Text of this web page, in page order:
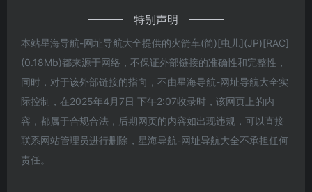
特别声明
本站星海导航-网址导航大全提供的火箭车(简)[虫儿](JP)[RAC]
(0.18Mb)都来源于网络，不保证外部链接的准确性和完整性，
同时，对于该外部链接的指向，不由星海导航-网址导航大全实
际控制，在2025年4月7日 下午2:07收录时，该网页上的内
容，都属于合规合法，后期网页的内容如出现违规，可以直接
联系网站管理员进行删除，星海导航-网址导航大全不承担任何
责任。